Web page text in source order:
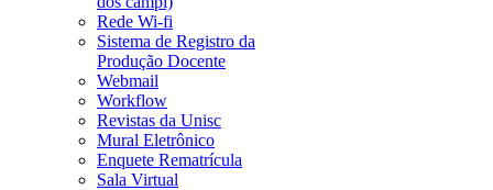
Rede Wi-fi
Sistema de Registro da
Produção Docente
Webmail
Workflow
Revistas da Unisc
Mural Eletrônico
Enquete Rematrícula
Sala Virtual